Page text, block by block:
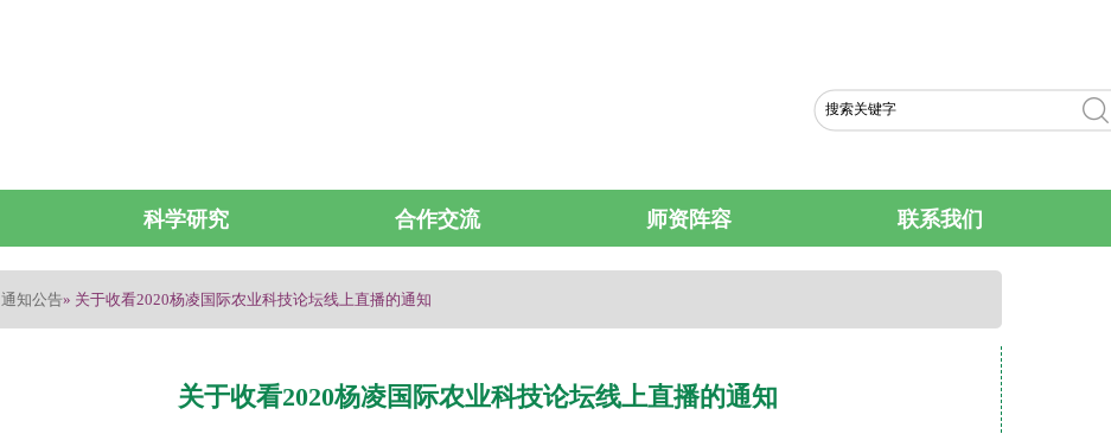
科学研究 合作交流 师资阵容 联系我们
通知公告» 关于收看2020杨凌国际农业科技论坛线上直播的通知
关于收看2020杨凌国际农业科技论坛线上直播的通知